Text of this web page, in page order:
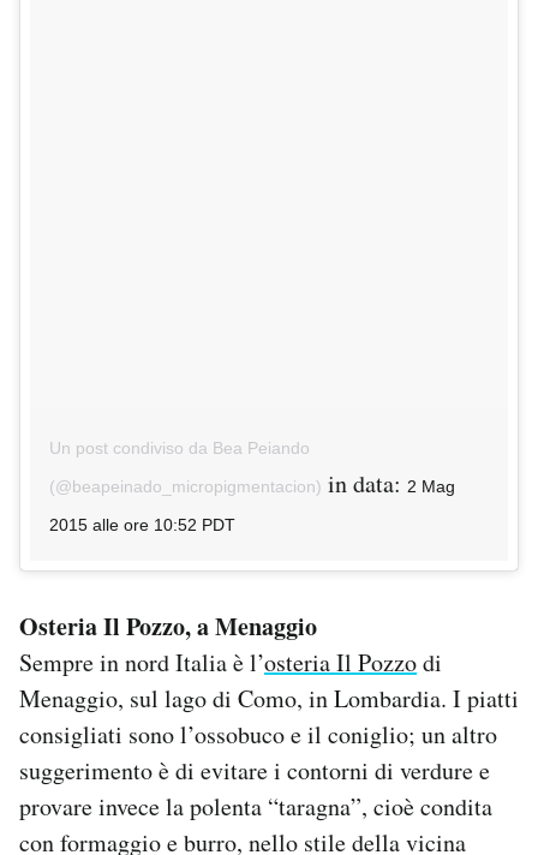
Un post condiviso da Bea Peiando
(@beapeinado_micropigmentacion) in data: 2 Mag
2015 alle ore 10:52 PDT
Osteria Il Pozzo, a Menaggio
Sempre in nord Italia è l’osteria Il Pozzodi
Menaggio, sul lago di Como, in Lombardia. I piatti
consigliati sono l’ossobuco e il coniglio; un altro
suggerimento è di evitare i contorni di verdure e
provare invece la polenta “taragna”, cioè condita
con formaggio e burro, nello stile della vicina